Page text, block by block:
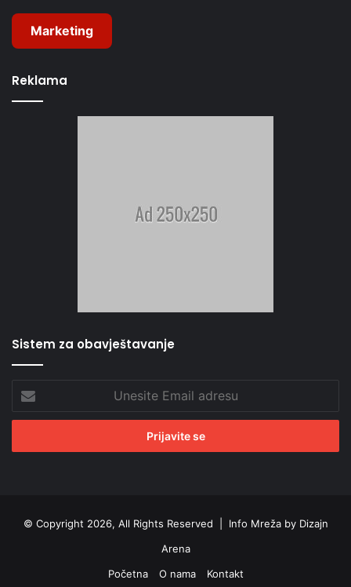
Marketing
Reklama
Sistem za obavještavanje
Email
adresu
© Copyright 2026, All Rights Reserved | Info Mreža by Dizajn
Arena
Početna
O nama Kontakt